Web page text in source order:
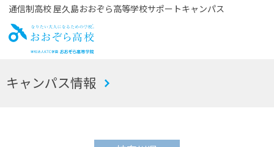
通信制高校 屋久島おおぞら高等学校サポートキャンパス
お
キャンパス情報